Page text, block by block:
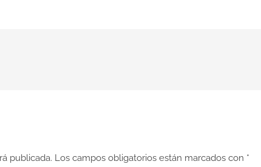
publicada. Los campos obligatorios están marcados con *